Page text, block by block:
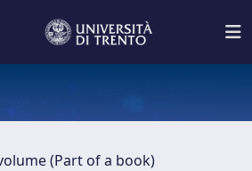
(Part of a book)